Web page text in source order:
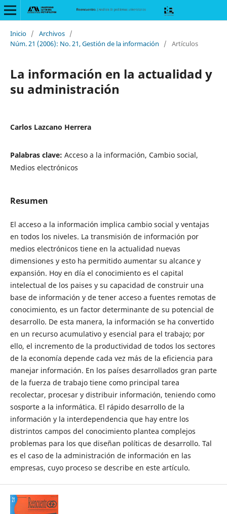
Inicio / Archivos /
Núm. 21 (2006): No. 21, Gestión de la información
/ Artículos
La información en la actualidad y
su administración
Carlos Lazcano Herrera
Palabras clave: Acceso a la información, Cambio social,
Medios electrónicos
Resumen
El acceso a la información implica cambio social y ventajas
en todos los niveles. La transmisión de información por
medios electrónicos tiene en la actualidad nuevas
dimensiones y esto ha permitido aumentar su alcance y
expansión. Hoy en día el conocimiento es el capital
intelectual de los paises y su capacidad de construir una
base de información y de tener acceso a fuentes remotas de
conocimiento, es un factor determinante de su potencial de
desarrollo. De esta manera, la información se ha convertido
en un recurso acumulativo y esencial para el trabajo; por
ello, el incremento de la productividad de todos los sectores
de la economía depende cada vez más de la eficiencia para
manejar información. En los países desarrollados gran parte
de la fuerza de trabajo tiene como principal tarea
recolectar, procesar y distribuir información, teniendo como
sosporte a la informática. El rápido desarrollo de la
información y la interdependencia que hay entre los
distrintos campos del conocimiento plantea complejos
problemas para los que diseñan políticas de desarrollo. Tal
es el caso de la administración de información en las
empresas, cuyo proceso se describe en este artículo.